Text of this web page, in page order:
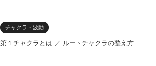
チャクラ・波動
第１チャクラとは ／ ルートチャクラの整え方